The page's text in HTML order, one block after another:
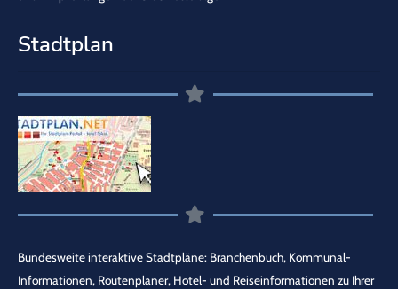
Stadtplan
Bundesweite interaktive Stadtpläne: Branchenbuch, Kommunal-
Informationen, Routenplaner, Hotel- und Reiseinformationen zu Ihrer